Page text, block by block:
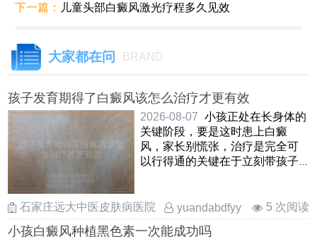
下一篇：
儿童头部白癜风激光疗程多久见效
大家都在问 BRAND
孩子发育期得了白癜风该怎么治疗才更有效
2026-08-07 小孩正处在长身体的
关键阶段，要是这时患上白癜
风，家长别慌张，治疗是完全可
以行得通的关键在于立刻带孩子
石家庄远大中医皮肤病医院
yuandabdfyy 5 次阅读
小孩白癜风种植黑色素一次能成功吗